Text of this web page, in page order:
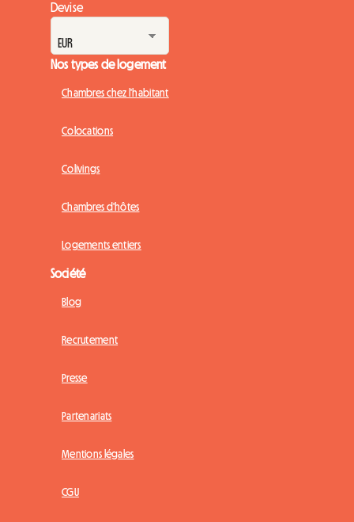
Devise
Nos types de logement
Chambres chez l'habitant
Colocations
Colivings
Chambres d'hôtes
Logements entiers
Société
Blog
Recrutement
Presse
Partenariats
Mentions légales
CGU